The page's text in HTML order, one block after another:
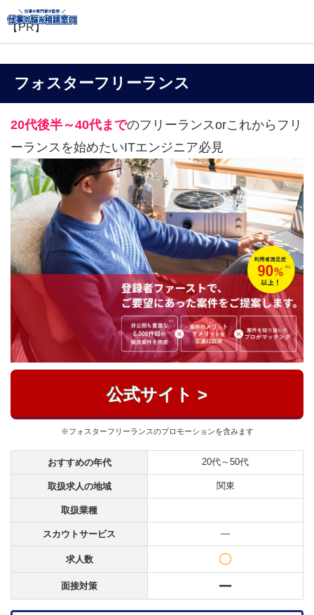
【PR】
フォスターフリーランス
20代後半～40代までのフリーランスorこれからフリ
ーランスを始めたいITエンジニア必見
公式サイト >
※フォスターフリーランスのプロモーションを含みます
おすすめの年代 20代～50代
取扱求人の地域 関東
取扱業種
スカウトサービス ―
求人数
面接対策